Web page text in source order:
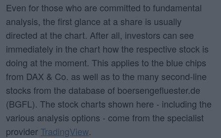
Even for those who are committed to fundamental
analysis, the first glance at a share is usually
directed at the chart. After all, investors can see
immediately in the chart how the respective stock is
doing at the moment. This applies to the blue chips
from DAX & Co. as well as to the many second-line
stocks from the database of boersengefluester.de
(BGFL). The stock charts shown here - including the
various analysis options - come from the specialist
providerTradingView.